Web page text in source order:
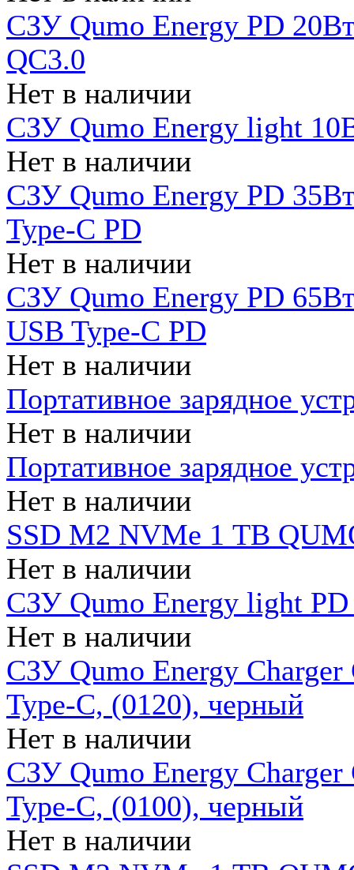
СЗУ Qumo Energy PD
QC3.0
Нет в наличии
СЗУ Qumo Energy light
Нет в наличии
СЗУ Qumo Energy PD
Type-C PD
Нет в наличии
СЗУ Qumo Energy PD
USB Type-C PD
Нет в наличии
Портативное зарядное
Нет в наличии
Портативное зарядное
Нет в наличии
SSD M2 NVMe 1 ТB
Нет в наличии
СЗУ Qumo Energy light PD
Нет в наличии
СЗУ Qumo Energy
Type-C, (0120), черный
Нет в наличии
СЗУ Qumo Energy
Type-C, (0100), черный
Нет в наличии